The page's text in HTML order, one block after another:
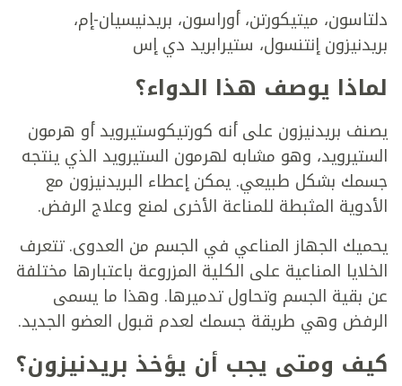
دلتاسون، ميتيكورتن، أوراسون، بريدنيسيان-إم،
بريدنيزون إنتنسول، ستيرابريد دي إس
لماذا يوصف هذا الدواء؟
يصنف بريدنيزون على أنه كورتيكوستيرويد أو هرمون
الستيرويد، وهو مشابه لهرمون الستيرويد الذي ينتجه
جسمك بشكل طبيعي. يمكن إعطاء البريدنيزون مع
الأدوية المثبطة للمناعة الأخرى لمنع وعلاج الرفض.
يحميك الجهاز المناعي في الجسم من العدوى. تتعرف
الخلايا المناعية على الكلية المزروعة باعتبارها مختلفة
عن بقية الجسم وتحاول تدميرها. وهذا ما يسمى
الرفض وهي طريقة جسمك لعدم قبول العضو الجديد.
كيف ومتى يجب أن يؤخذ بريدنيزون؟